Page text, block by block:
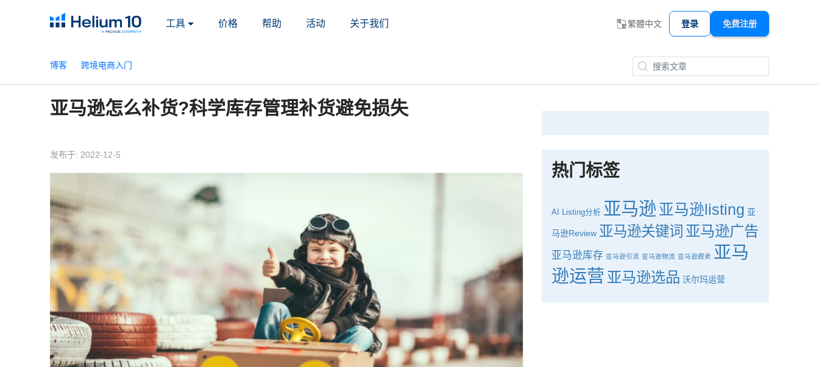
工具 价格 帮助 活动 关于我们 繁體中文 登录 免费注册
博客 跨境电商入门
亚马逊怎么补货?科学库存管理补货避免损失
发布于: 2022-12-5
热门标签
AI Listing分析 亚马逊 亚马逊listing 亚
马逊Review 亚马逊关键词 亚马逊广告
亚马逊库存 亚马逊引流 亚马逊物流 亚马逊跟卖 亚马
逊运营 亚马逊选品 沃尔玛运营